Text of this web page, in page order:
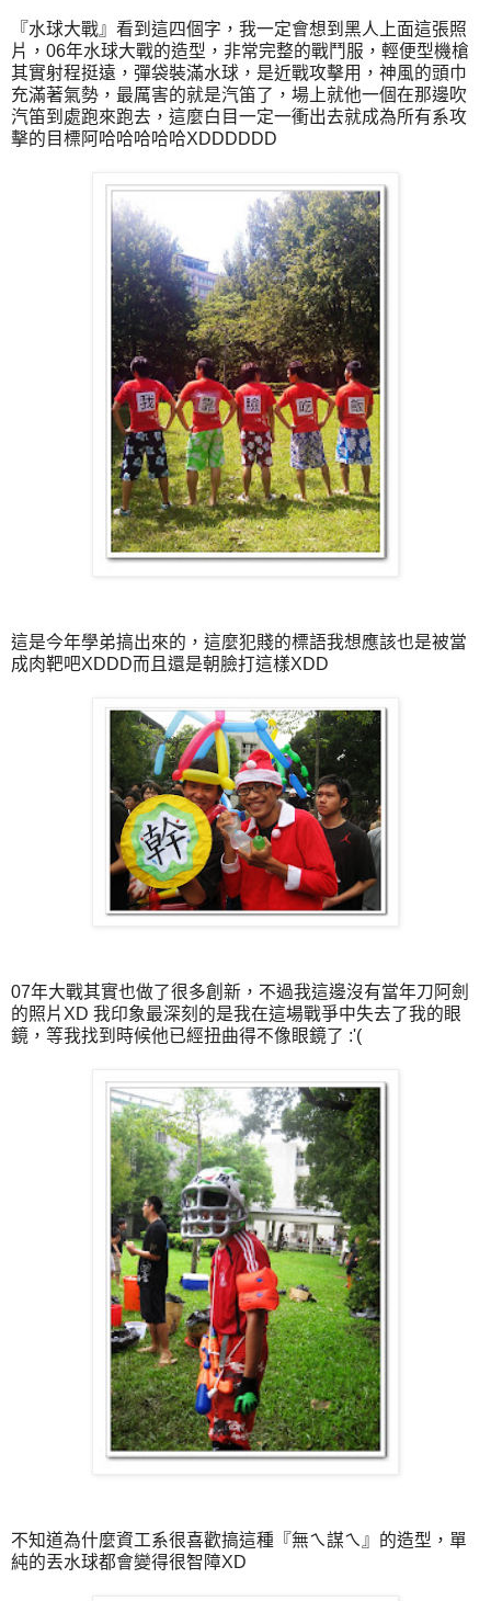
『水球大戰』看到這四個字，我一定會想到黑人上面這張照
片，06年水球大戰的造型，非常完整的戰鬥服，輕便型機槍
其實射程挺遠，彈袋裝滿水球，是近戰攻擊用，神風的頭巾
充滿著氣勢，最厲害的就是汽笛了，場上就他一個在那邊吹
汽笛到處跑來跑去，這麼白目一定一衝出去就成為所有系攻
擊的目標阿哈哈哈哈哈XDDDDDD
這是今年學弟搞出來的，這麼犯賤的標語我想應該也是被當
成肉靶吧XDDD而且還是朝臉打這樣XDD
07年大戰其實也做了很多創新，不過我這邊沒有當年刀阿劍
的照片XD 我印象最深刻的是我在這場戰爭中失去了我的眼
鏡，等我找到時候他已經扭曲得不像眼鏡了 :'(
不知道為什麼資工系很喜歡搞這種『無ㄟ謀ㄟ』的造型，單
純的丟水球都會變得很智障XD